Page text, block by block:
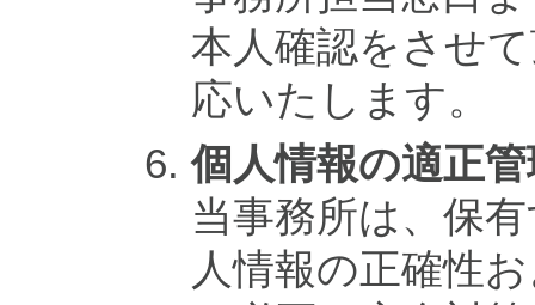
本人確認をさせ
応いたします。
個人情報の適正
当事務所は、保
人情報の正確性